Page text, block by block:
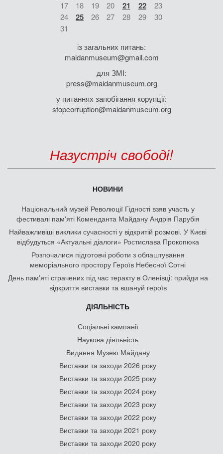
17
18 19 20 21 22
23
24
25 26 27 28 29
30
31
із загальних питань:
maidanmuseum@gmail.com
для ЗМІ:
press@maidanmuseum.org
у питаннях запобігання корупції:
stopcorruption@maidanmuseum.org
Назустріч свободі!
НОВИНИ
Національний музей Революції Гідності взяв участь у
фестивалі пам'яті Коменданта Майдану Андрія Парубія
Найважливіші виклики сучасності у відкритій розмові. У Києві
відбудуться «Актуальні діалоги» Ростислава Прокопюка
Розпочалися підготовчі роботи з облаштування
меморіального простору Героїв Небесної Сотні
День памʼяті страчених під час теракту в Оленівці: прийди на
відкриття виставки та вшануй героїв
ДІЯЛЬНІСТЬ
Соціальні кампанії
Наукова діяльність
Видання Музею Майдану
Виставки та заходи 2026 року
Виставки та заходи 2025 року
Виставки та заходи 2024 року
Виставки та заходи 2023 року
Виставки та заходи 2022 року
Виставки та заходи 2021 року
Виставки та заходи 2020 року